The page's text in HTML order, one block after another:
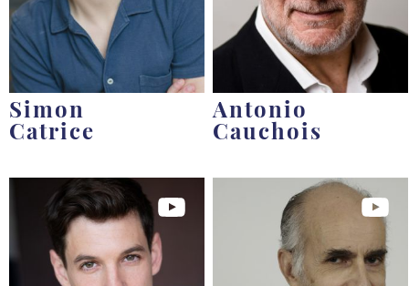
Simon
Catrice
Antonio
Cauchois